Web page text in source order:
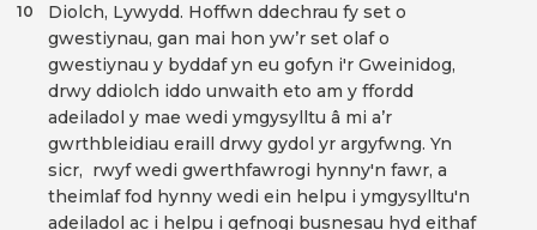
Diolch, Lywydd. Hoffwn ddechrau fy set o
gwestiynau, gan mai hon yw’r set olaf o
gwestiynau y byddaf yn eu gofyn i'r Gweinidog,
drwy ddiolch iddo unwaith eto am y ffordd
adeiladol y mae wedi ymgysylltu â mi a’r
gwrthbleidiau eraill drwy gydol yr argyfwng. Yn
sicr, rwyf wedi gwerthfawrogi hynny'n fawr, a
theimlaf fod hynny wedi ein helpu i ymgysylltu'n
adeiladol ac i helpu i gefnogi busnesau hyd eithaf
10